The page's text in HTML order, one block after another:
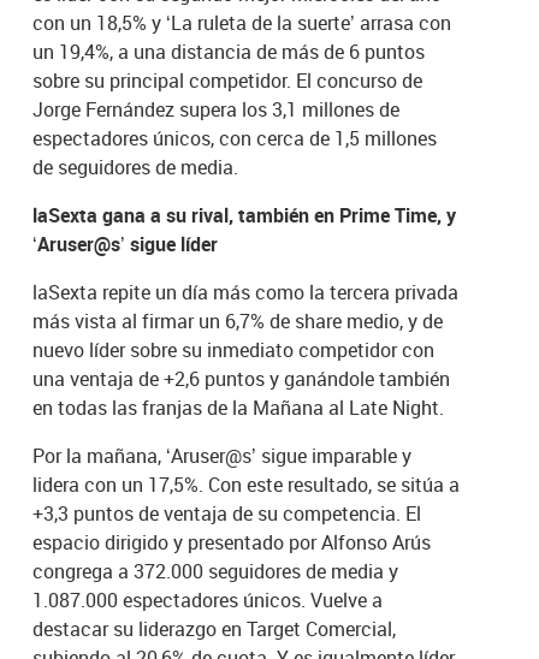
con un 18,5% y ‘La ruleta de la suerte’ arrasa con
un 19,4%, a una distancia de más de 6 puntos
sobre su principal competidor. El concurso de
Jorge Fernández supera los 3,1 millones de
espectadores únicos, con cerca de 1,5 millones
de seguidores de media.
laSexta gana a su rival, también en Prime Time, y
‘Aruser@s’ sigue líder
laSexta repite un día más como la tercera privada
más vista al firmar un 6,7% de share medio, y de
nuevo líder sobre su inmediato competidor con
una ventaja de +2,6 puntos y ganándole también
en todas las franjas de la Mañana al Late Night.
Por la mañana, ‘Aruser@s’ sigue imparable y
lidera con un 17,5%. Con este resultado, se sitúa a
+3,3 puntos de ventaja de su competencia. El
espacio dirigido y presentado por Alfonso Arús
congrega a 372.000 seguidores de media y
1.087.000 espectadores únicos. Vuelve a
destacar su liderazgo en Target Comercial,